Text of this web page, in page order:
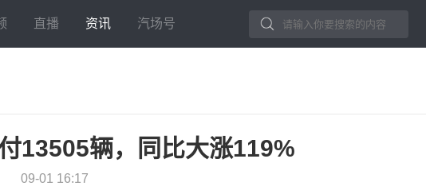
直播 资讯 汽场号
13505辆，同比大涨119%
09-01 16:17